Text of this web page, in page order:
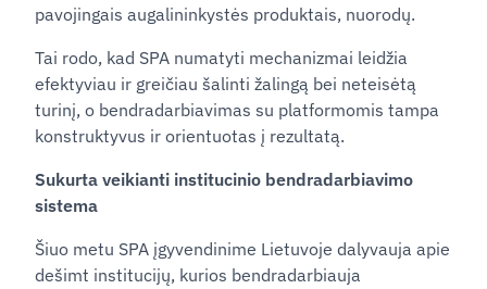
pavojingais augalininkystės produktais, nuorodų.
Tai rodo, kad SPA numatyti mechanizmai leidžia
efektyviau ir greičiau šalinti žalingą bei neteisėtą
turinį, o bendradarbiavimas su platformomis tampa
konstruktyvus ir orientuotas į rezultatą.
Sukurta veikianti institucinio bendradarbiavimo
sistema
Šiuo metu SPA įgyvendinime Lietuvoje dalyvauja apie
dešimt institucijų, kurios bendradarbiauja